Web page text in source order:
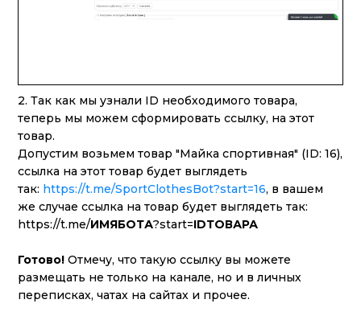
2. Так как мы узнали ID необходимого товара,
теперь мы можем сформировать ссылку, на этот
товар.
Допустим возьмем товар "Майка спортивная" (ID: 16),
ссылка на этот товар будет выглядеть
так: https://t.me/SportClothesBot?start=16, в вашем
же случае ссылка на товар будет выглядеть так:
https://t.me/ИМЯБОТА?start=IDТОВАРА
Готово! Отмечу, что такую ссылку вы можете
размещать не только на канале, но и в личных
переписках, чатах на сайтах и прочее.